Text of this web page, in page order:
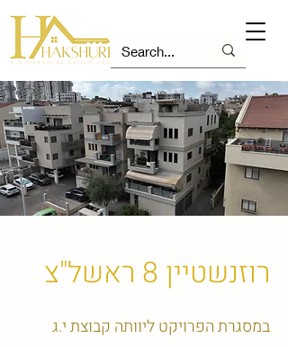
רוזנשטיין 8 ראשל"צ
במסגרת הפרויקט ליוותה קבוצת י.ג